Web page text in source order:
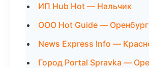
ИП Hub Hot — Нальчик
ООО Hot Guide — Оренбург
News Express Info —
Город Portal Spravka —